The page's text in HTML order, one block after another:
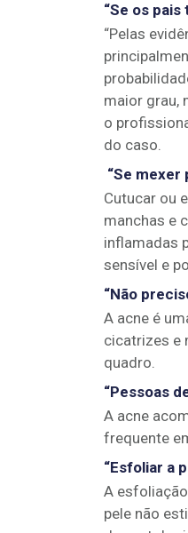
“Se os
“Pelas
maior grau,
o
do caso.
“Se mexer
Cutucar ou
manchas e
inflamadas
sensível e
“Não
A acne é
cicatrizes e
quadro.
“Pessoas
A acne
frequente
“Esfoliar a
A
pele não